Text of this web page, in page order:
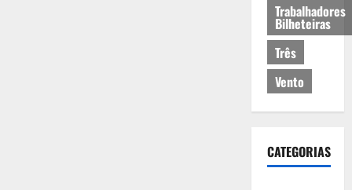
Trabalhadores
Bilheteiras
Três
Vento
CATEGORIAS